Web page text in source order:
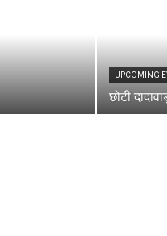
UPCOMING
छोटी